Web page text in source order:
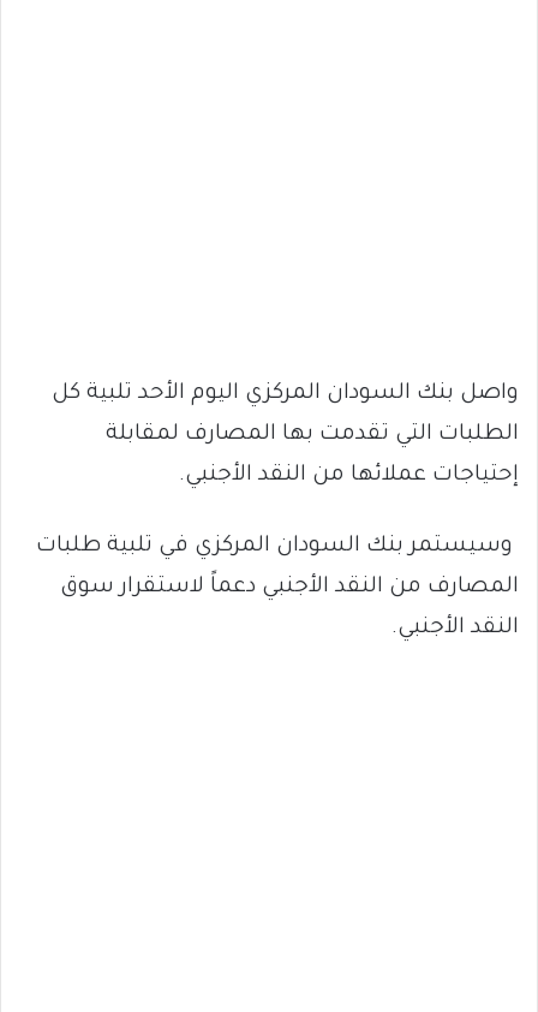
واصل بنك السودان المركزي اليوم الأحد تلبية كل
الطلبات التي تقدمت بها المصارف لمقابلة
إحتياجات عملائها من النقد الأجنبي.
وسيستمر بنك السودان المركزي في تلبية طلبات
المصارف من النقد الأجنبي دعماً لاستقرار سوق
النقد الأجنبي.